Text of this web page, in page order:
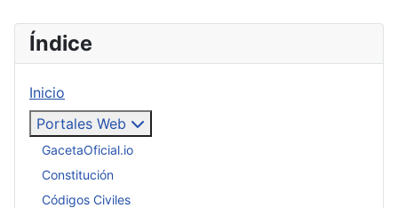
Índice
Inicio
Portales Web
GacetaOficial.io
Constitución
Códigos Civiles